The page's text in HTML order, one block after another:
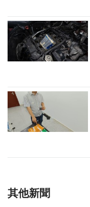
其他新聞